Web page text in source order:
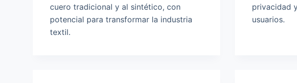
cuero tradicional y al sintético, con
potencial para transformar la industria
textil.
privacidad
usuarios.